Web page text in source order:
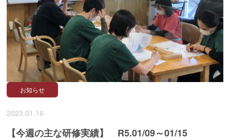
お知らせ
2023.01.16
【今週の主な研修実績】 R5.01/09～01/15